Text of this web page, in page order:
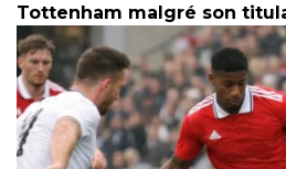
Tottenham malgré son